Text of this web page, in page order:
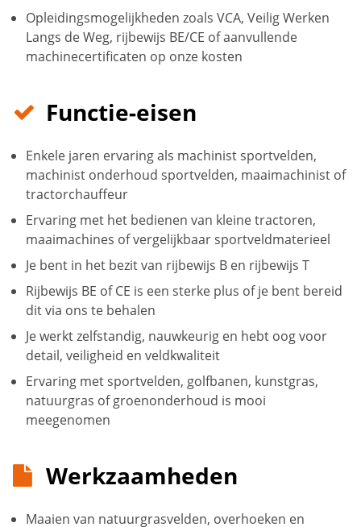
Opleidingsmogelijkheden zoals VCA, Veilig Werken
Langs de Weg, rijbewijs BE/CE of aanvullende
machinecertificaten op onze kosten
Functie-eisen
Enkele jaren ervaring als machinist sportvelden,
machinist onderhoud sportvelden, maaimachinist of
tractorchauffeur
Ervaring met het bedienen van kleine tractoren,
maaimachines of vergelijkbaar sportveldmaterieel
Je bent in het bezit van rijbewijs B en rijbewijs T
Rijbewijs BE of CE is een sterke plus of je bent bereid
dit via ons te behalen
Je werkt zelfstandig, nauwkeurig en hebt oog voor
detail, veiligheid en veldkwaliteit
Ervaring met sportvelden, golfbanen, kunstgras,
natuurgras of groenonderhoud is mooi
meegenomen
Werkzaamheden
Maaien van natuurgrasvelden, overhoeken en